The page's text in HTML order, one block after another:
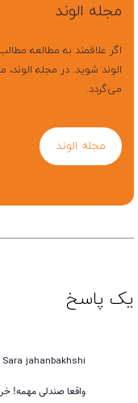
مجله الوند
اگر علاقمند به مطالعه
الوند شوید. در مجله الوند،
می‌گردد.
مجله الوند
یک پاسخ
Sara jahanbakhshi
واقعا صندلی مهمه!